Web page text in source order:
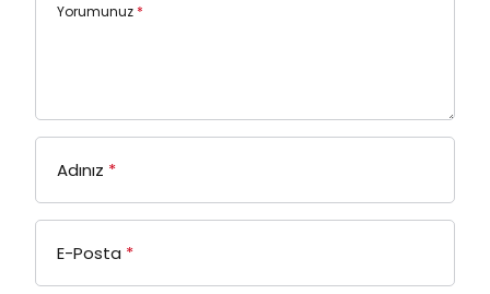
Yorumunuz *
Adınız *
E-Posta *